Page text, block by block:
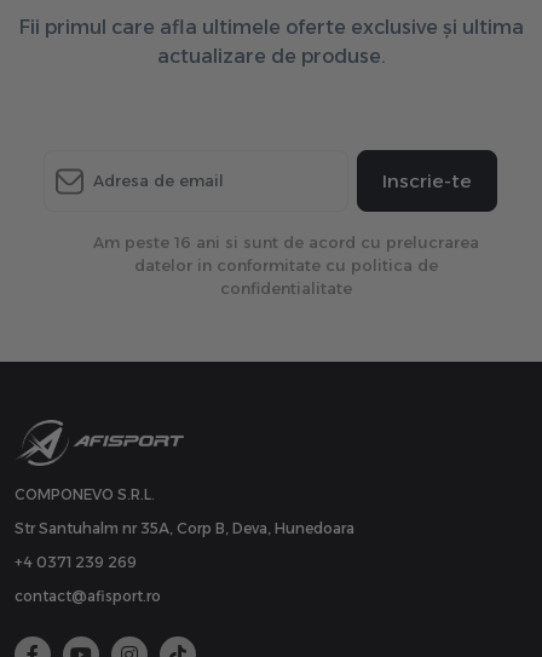
Fii primul care afla ultimele oferte exclusive și ultima
actualizare de produse.
Inscrie-te
Am peste 16 ani si sunt de acord cu prelucrarea
datelor in conformitate cu politica de
confidentialitate
COMPONEVO S.R.L.
Str Santuhalm nr 35A, Corp B, Deva, Hunedoara
+4 0371 239 269
contact@afisport.ro